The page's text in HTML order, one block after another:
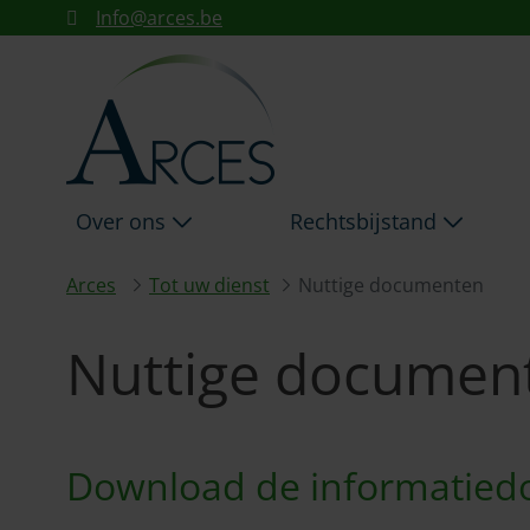
Skip to Main Content
NUTTIGE DOCUMENTEN
Info@arces.be
Over ons Rechtsbijstand
Arces Tot uw dienst Nuttige documenten
Nuttige
Download de